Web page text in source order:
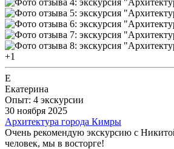
+1
Е
Екатерина
Опыт: 4 экскурсии
30 ноября 2025
Архитектура города Кимры
Очень рекомендую экскурсию с
человек, мы в восторге!